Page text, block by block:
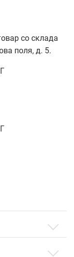
со склада
поля, д. 5.